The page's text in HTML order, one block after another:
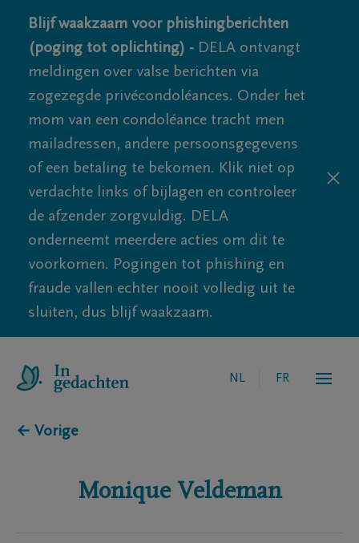
Blijf waakzaam voor phishingberichten
(poging tot oplichting) - DELA ontvangt
meldingen over valse berichten via
zogezegde privécondoléances. Onder het
mom van een condoléance tracht men
mailadressen, andere persoonsgegevens
of een betaling te bekomen. Klik niet op
verdachte links of bijlagen en controleer
de afzender zorgvuldig. DELA
onderneemt meerdere acties om dit te
voorkomen. Pogingen tot phishing en
fraude vallen echter nooit volledig uit te
sluiten, dus blijf waakzaam.
NL FR
← Vorige
Monique Veldeman